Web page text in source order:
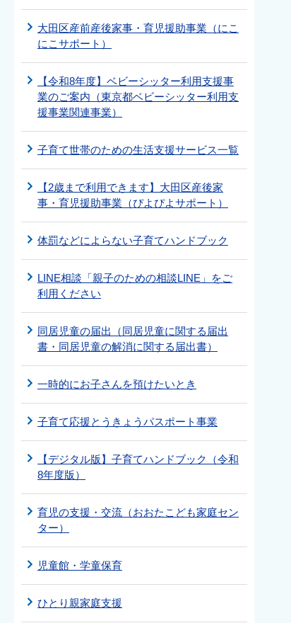
大田区産前産後家事・育児援助事業（にこ
にこサポート）
【令和8年度】ベビーシッター利用支援事
業のご案内（東京都ベビーシッター利用支
援事業関連事業）
子育て世帯のための生活支援サービス一覧
【2歳まで利用できます】大田区産後家
事・育児援助事業（ぴよぴよサポート）
体罰などによらない子育てハンドブック
LINE相談「親子のための相談LINE」をご
利用ください
同居児童の届出（同居児童に関する届出
書・同居児童の解消に関する届出書）
一時的にお子さんを預けたいとき
子育て応援とうきょうパスポート事業
【デジタル版】子育てハンドブック（令和
8年度版）
育児の支援・交流（おおたこども家庭セン
ター）
児童館・学童保育
ひとり親家庭支援